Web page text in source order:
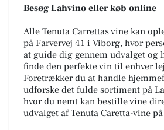
Besøg Lahvino eller køb online
Alle Tenuta Carrettas vine kan
på Farvervej 41 i Viborg, hvor
at guide dig gennem udvalget og
finde den perfekte vin til enhver
Foretrækker du at handle
udforske det fulde sortiment på
hvor du nemt kan bestille vine
udvalget af Tenuta Caretta-vine